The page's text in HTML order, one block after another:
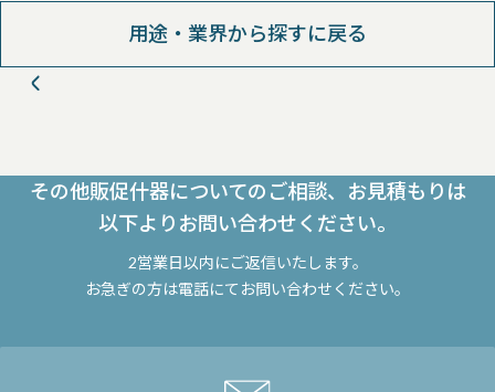
用途・業界から探すに戻る
その他販促什器についてのご相談、お見積もりは
以下よりお問い合わせください。
2営業日以内にご返信いたします。
お急ぎの方は電話にてお問い合わせください。